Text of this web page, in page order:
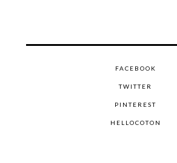
FACEBOOK
TWITTER
PINTEREST
HELLOCOTON